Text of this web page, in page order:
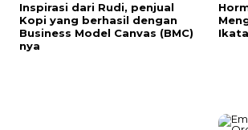
Inspirasi dari Rudi, penjual
Kopi yang berhasil dengan
Business Model Canvas (BMC)
nya